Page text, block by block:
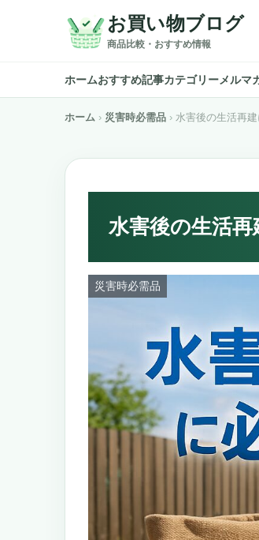
お買い物ブログ
商品比較・おすすめ情報
ホームおすすめ記事カテゴリーメルマ
ホーム 災害時必需品 水害後の生活再
水害後の生活
災害時必需品